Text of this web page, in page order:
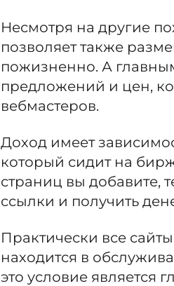
Несмотря на другие
позволяет также
пожизненно. А
предложений и цен,
вебмастеров.
Доход имеет
который сидит на
страниц вы добавите,
ссылки и получить
Практически все
находится в
это условие является